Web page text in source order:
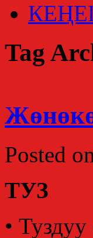
Tag
Posted
ТУЗ
•